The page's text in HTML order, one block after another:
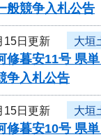
般競争入札公告
15日更新 大垣
修暮安11号 県
争入札公告
15日更新 大垣
修暮安10号 県